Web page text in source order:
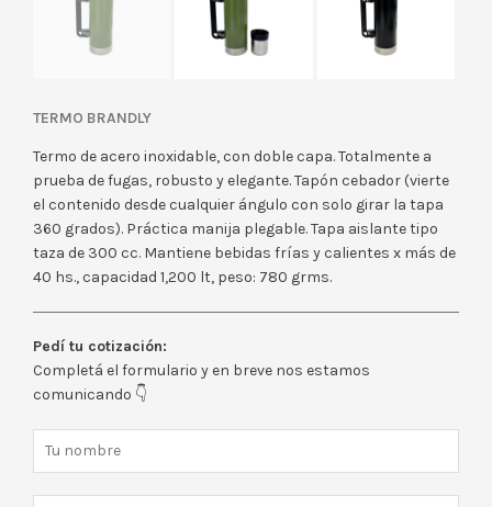
TERMO BRANDLY
Termo de acero inoxidable, con doble capa. Totalmente a
prueba de fugas, robusto y elegante. Tapón cebador (vierte
el contenido desde cualquier ángulo con solo girar la tapa
360 grados). Práctica manija plegable. Tapa aislante tipo
taza de 300 cc. Mantiene bebidas frías y calientes x más de
40 hs., capacidad 1,200 lt, peso: 780 grms.
Pedí tu cotización:
Completá el formulario y en breve nos estamos
comunicando 👇